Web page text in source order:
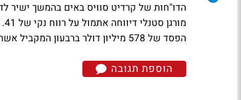
הדו"חות של קרדיט סוויס באים בהמשך ישיר
הפסד של 578 מיליון דולר ברבעון המקביל אשתקד.
הוספת תגובה